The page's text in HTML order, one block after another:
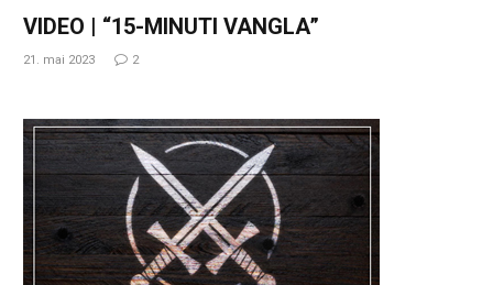
VIDEO | “15-MINUTI VANGLA”
21. mai 2023 2